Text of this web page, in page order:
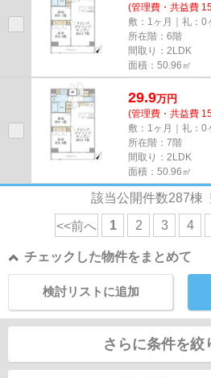
(管理費・共益費
敷：1ヶ月｜礼：0
所在階：6階
間取り：2LDK
面積：50.96㎡
29.9万円
(管理費・共益費
敷：1ヶ月｜礼：0
所在階：7階
間取り：2LDK
面積：50.96㎡
該当公開件数287棟
<<前へ 1 2 3 4
チェックした物件をまとめて
検討リストに追加
さらに条件を絞